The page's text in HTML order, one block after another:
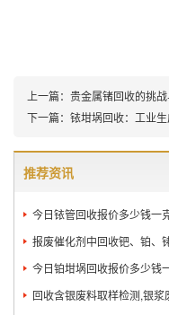
上一篇： 贵金属锗回收的挑
下一篇： 铱坩埚回收：工业
推荐资讯
今日铱管回收报价多少钱一
报废催化剂中回收钯、铂、
今日铂坩埚回收报价多少钱
回收含银废料取样检测,银浆废